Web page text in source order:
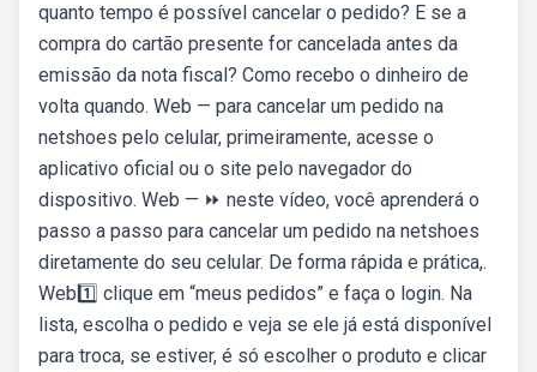
quanto tempo é possível cancelar o pedido? E se a
compra do cartão presente for cancelada antes da
emissão da nota fiscal? Como recebo o dinheiro de
volta quando. Web — para cancelar um pedido na
netshoes pelo celular, primeiramente, acesse o
aplicativo oficial ou o site pelo navegador do
dispositivo. Web — ⏩ neste vídeo, você aprenderá o
passo a passo para cancelar um pedido na netshoes
diretamente do seu celular. De forma rápida e prática,.
Web1️⃣ clique em “meus pedidos” e faça o login. Na
lista, escolha o pedido e veja se ele já está disponível
para troca, se estiver, é só escolher o produto e clicar